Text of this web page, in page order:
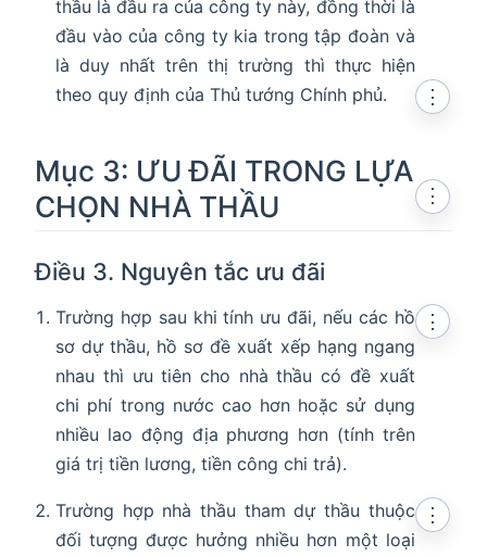
thầu là đầu ra của công ty này, đồng thời là
đầu vào của công ty kia trong tập đoàn và
là duy nhất trên thị trường thì thực hiện
theo quy định của Thủ tướng Chính phủ.
Mục 3: ƯU ĐÃI TRONG LỰA
CHỌN NHÀ THẦU
⋮
Điều 3. Nguyên tắc ưu đãi
⋮
Trường hợp sau khi tính ưu đãi, nếu các hồ
sơ dự thầu, hồ sơ đề xuất xếp hạng ngang
nhau thì ưu tiên cho nhà thầu có đề xuất
chi phí trong nước cao hơn hoặc sử dụng
nhiều lao động địa phương hơn (tính trên
giá trị tiền lương, tiền công chi trả).
⋮
Trường hợp nhà thầu tham dự thầu thuộc
đối tượng được hưởng nhiều hơn một loại
⋮